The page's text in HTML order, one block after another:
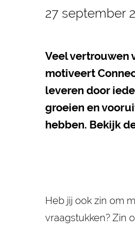
27 september
Veel vertrouwen
motiveert
leveren door
groeien en
hebben. Bekijk
Heb jij ook zin om
vraagstukken? Zin